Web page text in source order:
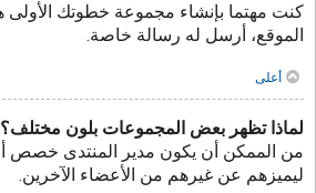
كنت مهتما بإنشاء مجموعة خطوتك
الموقع، أرسل له رسالة خاصة.
أعلى
لماذا تظهر بعض المجموعات بلون مختلف؟
من الممكن أن يكون مدير المنتدى خصص
ليميزهم عن غيرهم من الأعضاء الآخرين.